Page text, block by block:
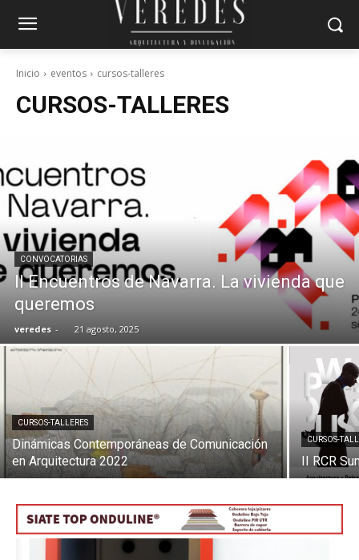
Inicio eventos cursos-talleres
CURSOS-TALLERES
CONVOCATORIAS
II Encuentros de Navarra. La vivienda que
queremos
veredes - 21 agosto, 2025
CURSOS-TALLERES
Dinámicas Contemporáneas de Comunicación
en Arquitectura 2022
CURSOS-
II RCR